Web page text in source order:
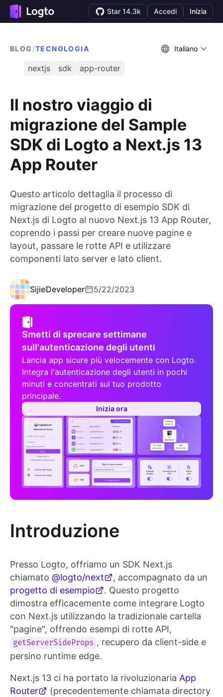
Star 14.3k Accedi Inizia
BLOG /TECNOLOGIA Italiano
nextjs sdk app-router
Il nostro viaggio di
migrazione del Sample
SDK di Logto a Next.js 13
App Router
Questo articolo dettaglia il processo di
migrazione del progetto di esempio SDK di
Next.js di Logto al nuovo Next.js 13 App Router,
coprendo i passi per creare nuove pagine e
layout, passare le rotte API e utilizzare
componenti lato server e lato client.
SijieDeveloper 5/22/2023
Smetti di sprecare settimane
sull'autenticazione degli utenti
Lancia app sicure più velocemente con Logto.
Integra l'autenticazione degli utenti in pochi
minuti e concentrati sul tuo prodotto
principale.
Inizia ora
Introduzione
Presso Logto, offriamo un SDK Next.js
chiamato @logto/next
, accompagnato da un
progetto di esempio
. Questo progetto
dimostra efficacemente come integrare Logto
con Next.js utilizzando la tradizionale cartella
"pagine", offrendo esempi di rotte API,
getServerSideProps , recupero da client-side e
persino runtime edge.
Next.js 13 ci ha portato la rivoluzionaria App
Router
(precedentemente chiamata directory